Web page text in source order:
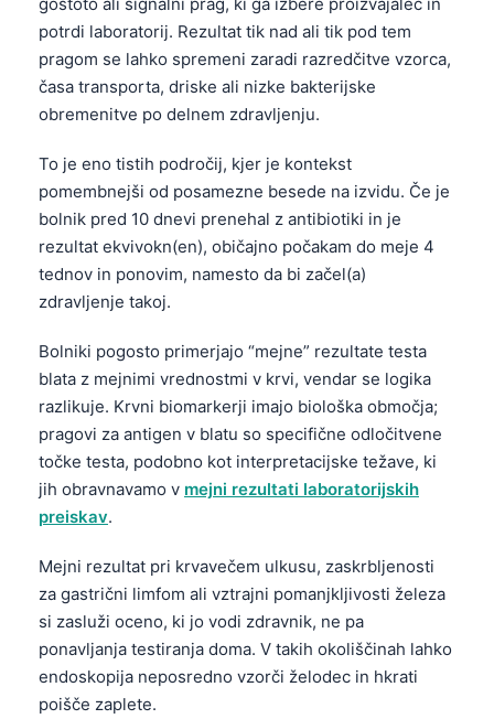
potrdi laboratorij. Rezultat tik nad ali tik pod tem
pragom se lahko spremeni zaradi razredčitve vzorca,
časa transporta, driske ali nizke bakterijske
obremenitve po delnem zdravljenju.
To je eno tistih področij, kjer je kontekst
pomembnejši od posamezne besede na izvidu. Če je
bolnik pred 10 dnevi prenehal z antibiotiki in je
rezultat ekvivokn(en), običajno počakam do meje 4
tednov in ponovim, namesto da bi začel(a)
zdravljenje takoj.
Bolniki pogosto primerjajo “mejne” rezultate testa
blata z mejnimi vrednostmi v krvi, vendar se logika
razlikuje. Krvni biomarkerji imajo biološka območja;
pragovi za antigen v blatu so specifične odločitvene
točke testa, podobno kot interpretacijske težave, ki
jih obravnavamo v mejni rezultati laboratorijskih
preiskav.
Mejni rezultat pri krvavečem ulkusu, zaskrbljenosti
za gastrični limfom ali vztrajni pomanjkljivosti železa
si zasluži oceno, ki jo vodi zdravnik, ne pa
ponavljanja testiranja doma. V takih okoliščinah lahko
endoskopija neposredno vzorči želodec in hkrati
poišče zaplete.